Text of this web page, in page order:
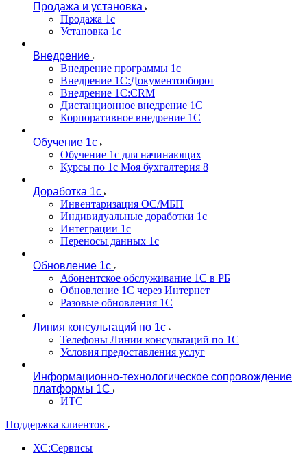
Продажа и установка
Продажа 1с
Установка 1с
Внедрение
Внедрение программы 1с
Внедрение 1С:Документооборот
Внедрение 1С:CRM
Дистанционное внедрение 1С
Корпоративное внедрение 1С
Обучение 1с
Обучение 1с для начинающих
Курсы по 1с Моя бухгалтерия 8
Доработка 1с
Инвентаризация ОС/МБП
Индивидуальные доработки 1с
Интеграции 1с
Переносы данных 1с
Обновление 1с
Абонентское обслуживание 1С в РБ
Обновление 1С через Интернет
Разовые обновления 1С
Линия консультаций по 1с
Телефоны Линии консультаций по 1С
Условия предоставления услуг
Информационно-технологическое сопровождение
платформы 1С
ИТС
Поддержка клиентов
ХС:Сервисы